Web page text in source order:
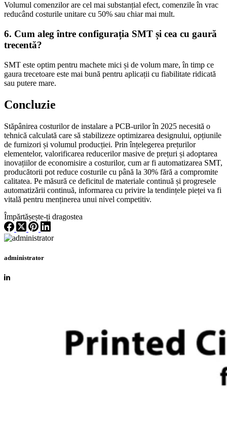
Volumul comenzilor are cel mai substanțial efect, comenzile în vrac
reducând costurile unitare cu 50% sau chiar mai mult.
6. Cum aleg între configurația SMT și cea cu gaură
trecentă?
SMT este optim pentru machete mici și de volum mare, în timp ce
gaura trecetoare este mai bună pentru aplicații cu fiabilitate ridicată
sau putere mare.
Concluzie
Stăpânirea costurilor de instalare a PCB-urilor în 2025 necesită o
tehnică calculată care să stabilizeze optimizarea designului, opțiunile
de furnizori și volumul producției. Prin înțelegerea prețurilor
elementelor, valorificarea reducerilor masive de prețuri și adoptarea
inovațiilor de economisire a costurilor, cum ar fi automatizarea SMT,
producătorii pot reduce costurile cu până la 30% fără a compromite
calitatea. Pe măsură ce deficitul de materiale continuă și progresele
automatizării continuă, informarea cu privire la tendințele pieței va fi
vitală pentru menținerea unui nivel competitiv.
Împărtășește-ți dragostea
administrator